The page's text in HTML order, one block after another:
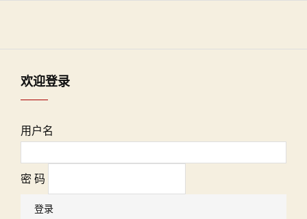
欢迎登录
用户名
密 码